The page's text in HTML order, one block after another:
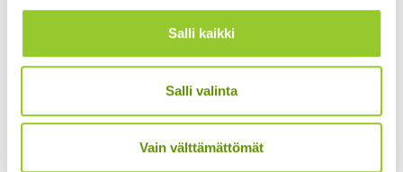
Salli kaikki
Salli valinta
Vain välttämättömät
Koristekurpitsa Con
Hämähäkkikukka
sekoitus
2,70€ Sisältää arvonlisäveron